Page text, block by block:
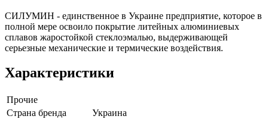
СИЛУМИН - единственное в Украине предприятие, которое в
полной мере освоило покрытие литейных алюминиевых
сплавов жаростойкой стеклоэмалью, выдерживающей
серьезные механические и термические воздействия.
Характеристики
Прочие
Страна бренда
Украина